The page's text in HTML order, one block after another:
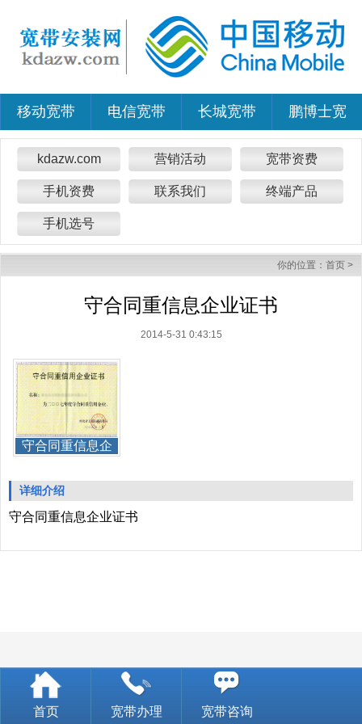
移动宽带 电信宽带 长城宽带 鹏博士宽
kdazw.com 营销活动 宽带资费
手机资费 联系我们 终端产品
手机选号
你的位置： 首页 >
守合同重信息企业证书
2014-5-31 0:43:15
守合同重信息企
详细介绍
守合同重信息企业证书
首页 宽带办理 宽带咨询